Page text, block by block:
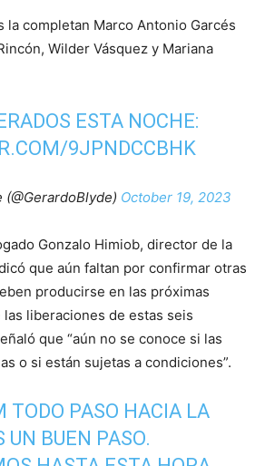
la completan Marco Antonio Garcés
Wilder Vásquez y Mariana
ESTA NOCHE:
9JPNDCCBHK
October 19, 2023
Gonzalo Himiob, director de la
que aún faltan por confirmar otras
producirse en las próximas
las liberaciones de estas seis
que “aún no se conoce si las
o si están sujetas a condiciones”.
TODO PASO HACIA LA
UN BUEN PASO.